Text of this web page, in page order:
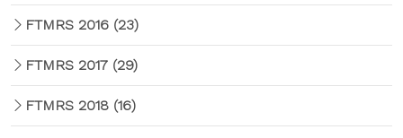
FTMRS 2016 (23)
FTMRS 2017 (29)
FTMRS 2018 (16)